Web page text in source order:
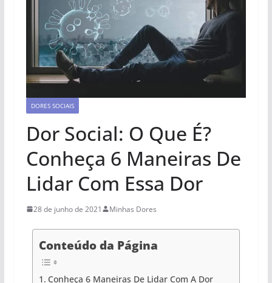
DORES SOCIAIS
Dor Social: O Que É?
Conheça 6 Maneiras De
Lidar Com Essa Dor
28 de junho de 2021 Minhas Dores
Conteúdo da Página
Conheça 6 Maneiras De Lidar Com A Dor